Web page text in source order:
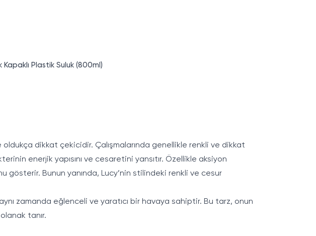
Kapaklı Plastik Suluk (800ml)
dikkat çekicidir. Çalışmalarında genellikle renkli ve dikkat
enerjik yapısını ve cesaretini yansıtır. Özellikle aksiyon
Bunun yanında, Lucy’nin stilindeki renkli ve cesur
zamanda eğlenceli ve yaratıcı bir havaya sahiptir. Bu tarz, onun
tanır.